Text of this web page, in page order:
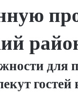
для
гостей